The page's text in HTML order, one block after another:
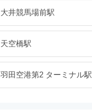
大井競馬場前駅
天空橋駅
羽田空港第2 ターミナル駅